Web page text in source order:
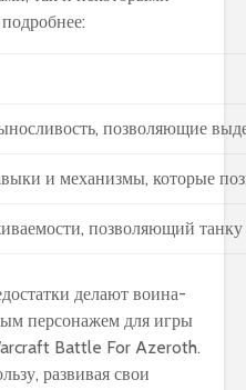
позволяющие
и механизмы, которые
позволяющий
делают воина-
персонажем для игры
Battle For Azeroth.
развивая свои